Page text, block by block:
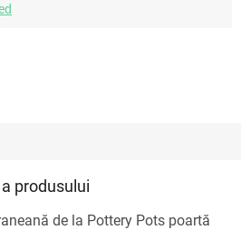
produsului
de la Pottery Pots poartă